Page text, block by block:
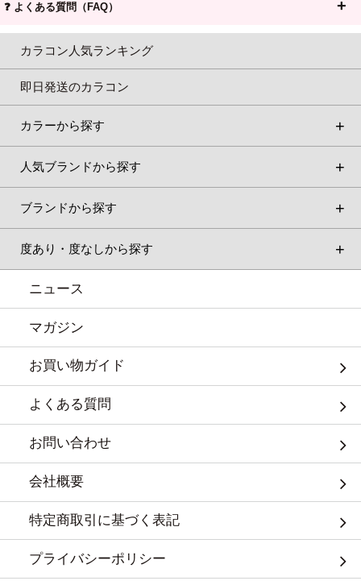
❓ よくある質問（FAQ）
カラコン人気ランキング
即日発送のカラコン
カラーから探す
人気ブランドから探す
ブランドから探す
度あり・度なしから探す
ニュース
マガジン
お買い物ガイド
よくある質問
お問い合わせ
会社概要
特定商取引に基づく表記
プライバシーポリシー